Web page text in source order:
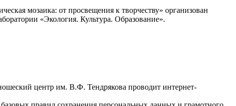
мозаика: от просвещения к творчеству» организован
«Экология. Культура. Образование».
центр им. В.Ф. Тендрякова проводит интернет-